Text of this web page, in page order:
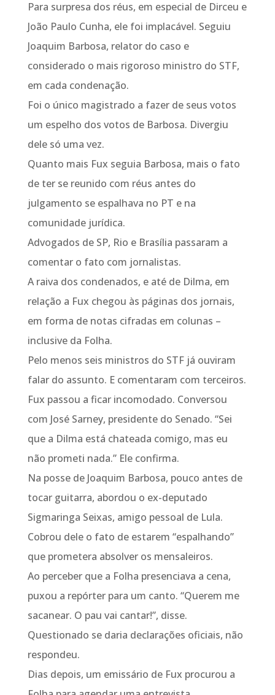
Para surpresa dos réus, em especial de Dirceu e
João Paulo Cunha, ele foi implacável. Seguiu
Joaquim Barbosa, relator do caso e
considerado o mais rigoroso ministro do STF,
em cada condenação.
Foi o único magistrado a fazer de seus votos
um espelho dos votos de Barbosa. Divergiu
dele só uma vez.
Quanto mais Fux seguia Barbosa, mais o fato
de ter se reunido com réus antes do
julgamento se espalhava no PT e na
comunidade jurídica.
Advogados de SP, Rio e Brasília passaram a
comentar o fato com jornalistas.
A raiva dos condenados, e até de Dilma, em
relação a Fux chegou às páginas dos jornais,
em forma de notas cifradas em colunas –
inclusive da Folha.
Pelo menos seis ministros do STF já ouviram
falar do assunto. E comentaram com terceiros.
Fux passou a ficar incomodado. Conversou
com José Sarney, presidente do Senado. “Sei
que a Dilma está chateada comigo, mas eu
não prometi nada.” Ele confirma.
Na posse de Joaquim Barbosa, pouco antes de
tocar guitarra, abordou o ex-deputado
Sigmaringa Seixas, amigo pessoal de Lula.
Cobrou dele o fato de estarem “espalhando”
que prometera absolver os mensaleiros.
Ao perceber que a Folha presenciava a cena,
puxou a repórter para um canto. “Querem me
sacanear. O pau vai cantar!”, disse.
Questionado se daria declarações oficiais, não
respondeu.
Dias depois, um emissário de Fux procurou a